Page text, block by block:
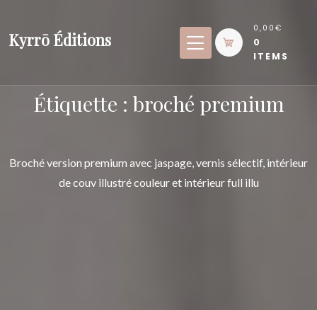
content
Kyrrō Éditions
0,00€
0
ITEMS
Étiquette : broché premium
Broché version premium avec jaspage, vernis sélectif, intérieur
de couv illustré couleur et intérieur full illu